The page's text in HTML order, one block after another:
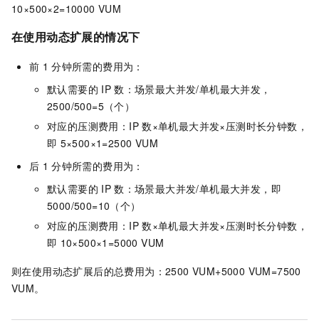
10×500×2=10000 VUM
在使用动态扩展的情况下
前 1 分钟所需的费用为：
默认需要的 IP 数：场景最大并发/单机最大并发，
2500/500=5（个）
对应的压测费用：IP 数×单机最大并发×压测时长分钟数，
即 5×500×1=2500 VUM
后 1 分钟所需的费用为：
默认需要的 IP 数：场景最大并发/单机最大并发，即
5000/500=10（个）
对应的压测费用：IP 数×单机最大并发×压测时长分钟数，
即 10×500×1=5000 VUM
则在使用动态扩展后的总费用为：2500 VUM+5000 VUM=7500
VUM。